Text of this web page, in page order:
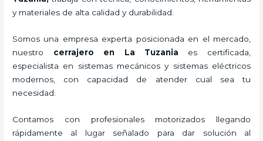
y materiales de alta calidad y durabilidad.
Somos una empresa experta posicionada en el mercado,
nuestro cerrajero en La Tuzania es certificada,
especialista en sistemas mecánicos y sistemas eléctricos
modernos, con capacidad de atender cual sea tu
necesidad.
Contamos con profesionales motorizados llegando
rápidamente al lugar señalado para dar solución al